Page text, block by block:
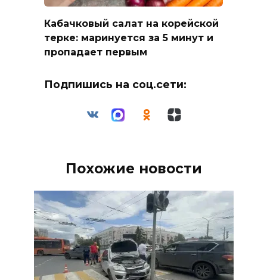
Кабачковый салат на корейской
терке: маринуется за 5 минут и
пропадает первым
Подпишись на соц.сети:
Похожие новости